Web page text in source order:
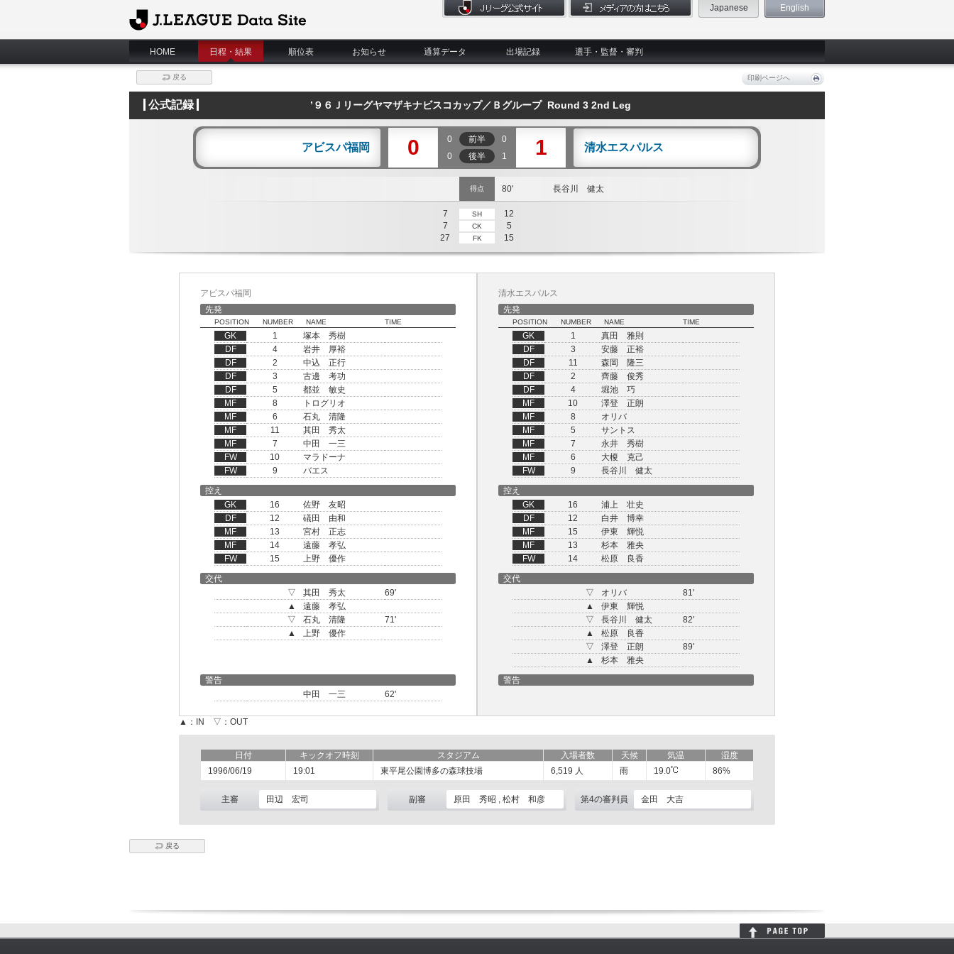
J.League Data Site
Japanese English
HOME 日程・結果 順位表 お知らせ 通算データ 出場記録 選手・監督・審判
戻る 印刷ページへ
公式記録 ’９６Ｊリーグヤマザキナビスコカップ／Ｂグループ Round 3 2nd Leg
アビスパ福岡 0 0 前半
0
0
後半 1 1 清水エスパルス
得点 80' 長谷川 健太
7 SH
12
7
CK
5
27
FK 15
アビスパ福岡
先発
POSITION NUMBER NAME TIME
GK 1
塚本 秀樹
DF
4
岩井 厚裕
DF
2
中込 正行
DF
3
古邊 考功
DF
5
都並 敏史
MF
8
トログリオ
MF
6
石丸 清隆
MF
11
其田 秀太
MF
7
中田 一三
FW
10
マラドーナ
FW
9 バエス
清水エスパルス
先発
POSITION NUMBER NAME TIME
GK 1
真田 雅則
DF
3
安藤 正裕
DF
11
森岡 隆三
DF
2
齊藤 俊秀
DF
4
堀池 巧
MF
10
澤登 正朗
MF
8
オリバ
MF
5
サントス
MF
7
永井 秀樹
MF
6
大榎 克己
FW
9
長谷川 健太
控え
GK
16
佐野 友昭
DF
12
礒田 由和
MF
13
宮村 正志
MF
14
遠藤 孝弘
FW
15 上野 優作
控え
GK
16
浦上 壮史
DF
12
白井 博幸
MF
15
伊東 輝悦
MF
13
杉本 雅央
FW
14
松原 良香
交代
▽
其田 秀太
69'
▲
遠藤 孝弘
▽
石丸 清隆
71'
▲
上野 優作
交代
▽
オリバ
81'
▲
伊東 輝悦
▽
長谷川 健太
82'
▲
松原 良香
▽
澤登 正朗
89'
▲
杉本 雅央
警告
中田 一三
62'
警告
▲：IN ▽：OUT
日付 キックオフ時刻 スタジアム 入場者数 天候 気温
湿度
1996/06/19
19:01 東平尾公園博多の森球技場 6,519 人 雨 19.0 86%
主審 田辺 宏司 副審 原田 秀昭 , 松村 和彦 第4の審判員 金田 大吉
戻る